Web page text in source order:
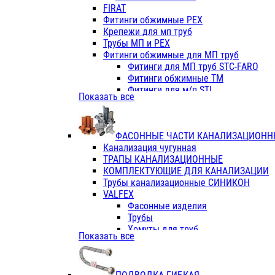
Фитинги ПП белые
Фитинги ПП белые
Фитинги ППс металл.белые
VALFEX
Трубы PE-RT
Трубы ПП водопровод белые
Трубы ПП водопровод серые
Трубы армированные
Трубы армированные
Фитинги с металл. серые
Фитинги ПП (серые)
Фитинги ПП белые
Краны
Фитинги ПП (белые)
Фитинги ПП с металлом белые
ПК КОНТУР
Краны полипропиленовые
Трубы полипропиленивые
FIRAT
Фитинги обжимные PEX
Крепежи для мп труб
Трубы МП и PEX
Фитинги обжимные для МП труб
Фитинги для МП труб STC-FARO
Фитинги обжимные ТМ
Фитинги для м/п STI
Фитинги для МП труб TITAN
TK
VALFEX
Показать все
ФАСОННЫЕ ЧАСТИ
Канализация чугунная
ТРАПЫ КАНАЛИЗАЦИОННЫЕ
КОМПЛЕКТУЮЩИЕ ДЛЯ КАНАЛИЗАЦИИ
Трубы канализационные СИНИКОН
VALFEX
Фасонные изделия
Трубы
Хомуты для труб
ПВХ (стройполимер)
Показать все